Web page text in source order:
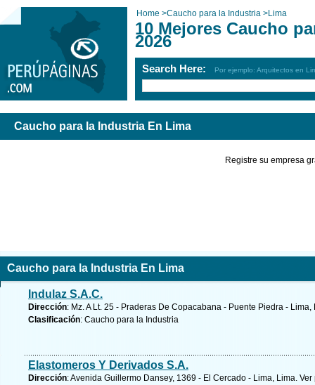
Home >Caucho para la Industria >Lima
10 Mejores Caucho
2026
Search Here: Por ejemplo: Arquitectos en
Caucho para la Industria En Lima
Registre su empresa
Caucho para la Industria En Lima
Indulaz S.A.C.
Dirección: Mz. A Lt. 25 - Praderas De Copacabana - Puente Piedra -
Clasificación: Caucho para la Industria
Elastomeros Y Derivados S.A.
Dirección: Avenida Guillermo Dansey, 1369 - El Cercado - Lima, Lima. Ver